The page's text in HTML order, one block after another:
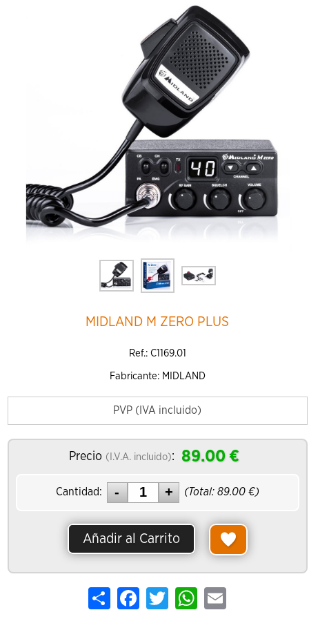
MIDLAND M ZERO PLUS
Ref.: C1169.01
Fabricante: MIDLAND
PVP (IVA incluido)
Precio (I.V.A. incluido): 89.00€
Cantidad: (Total: 89.00€)
Añadir al Carrito
Share FacebookTwitter WhatsApp